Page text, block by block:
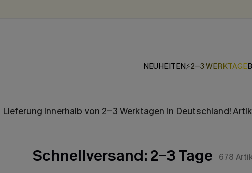
NEUHEITEN⚡2-3 WERKTAGE
Lieferung innerhalb von 2-3 Werktagen in Deutschland!
Schnellversand: 2-3 Tage 678